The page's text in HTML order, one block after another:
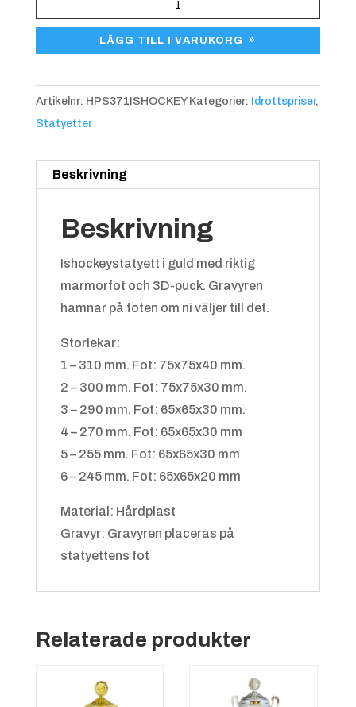
HPS
LÄGG TILL I VARUKORG
Artikelnr: HPS371ISHOCKEY Kategorier: Idrottspriser,
Statyetter
Beskrivning
Beskrivning
Ishockeystatyett i guld med riktig
marmorfot och 3D-puck. Gravyren
hamnar på foten om ni väljer till det.
Storlekar:
1 – 310 mm. Fot: 75x75x40 mm.
2 – 300 mm. Fot: 75x75x30 mm.
3 – 290 mm. Fot: 65x65x30 mm.
4 – 270 mm. Fot: 65x65x30 mm
5 – 255 mm. Fot: 65x65x30 mm
6 – 245 mm. Fot: 65x65x20 mm
Material: Hårdplast
Gravyr: Gravyren placeras på
statyettens fot
Relaterade produkter